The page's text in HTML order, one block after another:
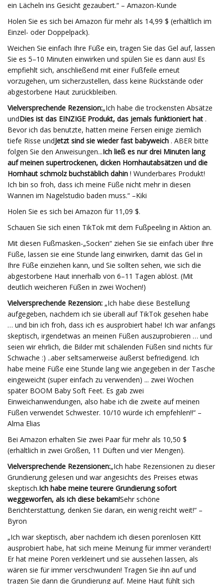
ein Lächeln ins Gesicht gezaubert.“ – Amazon-Kunde
Holen Sie es sich bei Amazon für mehr als 14,99 $ (erhältlich im
Einzel- oder Doppelpack).
Weichen Sie einfach Ihre Füße ein, tragen Sie das Gel auf, lassen
Sie es 5–10 Minuten einwirken und spülen Sie es dann aus! Es
empfiehlt sich, anschließend mit einer Fußfeile erneut
vorzugehen, um sicherzustellen, dass keine Rückstände oder
abgestorbene Haut zurückbleiben.
Vielversprechende Rezension:„Ich habe die trockensten Absätze
undDies ist das EINZIGE Produkt, das jemals funktioniert hat .
Bevor ich das benutzte, hatten meine Fersen einige ziemlich
tiefe Risse undJetzt sind sie wieder fast babyweich . ABER bitte
folgen Sie den Anweisungen...Ich ließ es nur drei Minuten lang
auf meinen supertrockenen, dicken Hornhautabsätzen und die
Hornhaut schmolz buchstäblich dahin ! Wunderbares Produkt!
Ich bin so froh, dass ich meine Füße nicht mehr in diesen
Wannen im Nagelstudio baden muss.“ –Kiki
Holen Sie es sich bei Amazon für 11,09 $.
Schauen Sie sich einen TikTok mit dem Fußpeeling in Aktion an.
Mit diesen Fußmasken-„Socken“ ziehen Sie sie einfach über Ihre
Füße, lassen sie eine Stunde lang einwirken, damit das Gel in
Ihre Füße einziehen kann, und Sie sollten sehen, wie sich die
abgestorbene Haut innerhalb von 6–11 Tagen ablöst. (Mit
deutlich weicheren Füßen in zwei Wochen!)
Vielversprechende Rezension: „Ich habe diese Bestellung
aufgegeben, nachdem ich sie überall auf TikTok gesehen habe
… und bin ich froh, dass ich es ausprobiert habe! Ich war anfangs
skeptisch, irgendetwas an meinen Füßen auszuprobieren … und
seien wir ehrlich, die Bilder mit schälenden Füßen sind nichts für
Schwache :) ..aber seltsamerweise äußerst befriedigend. Ich
habe meine Füße eine Stunde lang wie angegeben in der Tasche
eingeweicht (super einfach zu verwenden) ... zwei Wochen
später BOOM Baby Soft Feet. Es gab zwei
Einweichanwendungen, also habe ich die zweite auf meinen
Füßen verwendet Schwester. 10/10 würde ich empfehlen!!“ –
Alma Elias
Bei Amazon erhalten Sie zwei Paar für mehr als 10,50 $
(erhältlich in zwei Größen, 11 Düften und vier Mengen).
Vielversprechende Rezensionen:„Ich habe Rezensionen zu dieser
Grundierung gelesen und war angesichts des Preises etwas
skeptisch.Ich habe meine teurere Grundierung sofort
weggeworfen, als ich diese bekam!Sehr schöne
Berichterstattung, denken Sie daran, ein wenig reicht weit!“ –
Byron
„Ich war skeptisch, aber nachdem ich diesen porenlosen Kitt
ausprobiert habe, hat sich meine Meinung für immer verändert!
Er hat meine Poren verkleinert und sie aussehen lassen, als
wären sie für immer verschwunden! Tragen Sie ihn auf und
tragen Sie dann die Grundierung auf. Meine Haut fühlt sich